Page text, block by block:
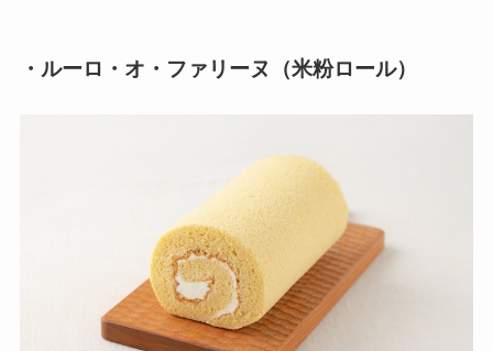
・ルーロ・オ・ファリーヌ（米粉ロール）